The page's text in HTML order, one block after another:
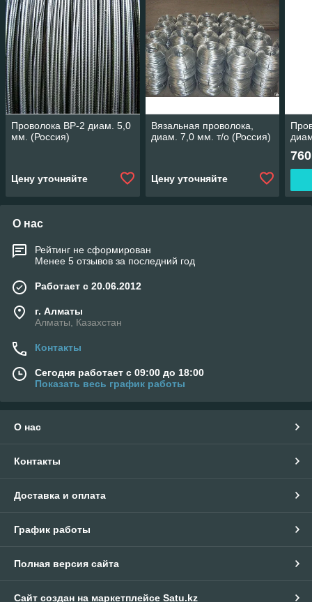
Проволока ВР-2 диам. 5,0
мм. (Россия)
Цену уточняйте
Вязальная проволока,
диам. 7,0 мм. т/о (Россия)
Цену уточняйте
760
О нас
Рейтинг не сформирован
Менее 5 отзывов за последний год
Работает с 20.06.2012
г. Алматы
Алматы, Казахстан
Контакты
Сегодня работает с 09:00 до 18:00
Показать весь график работы
О нас
Контакты
Доставка и оплата
График работы
Полная версия сайта
Сайт создан на маркетплейсе Satu.kz